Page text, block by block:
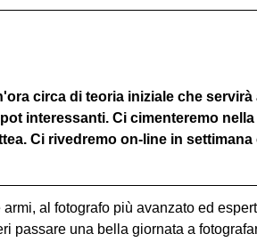
circa di teoria iniziale che servirà
interessanti. Ci cimenteremo
Ci rivedremo on-line in
al fotografo più avanzato ed
passare una bella giornata a